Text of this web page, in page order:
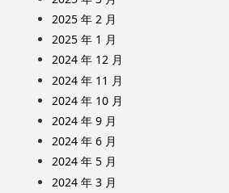
2025 年 2 月
2025 年 1 月
2024 年 12 月
2024 年 11 月
2024 年 10 月
2024 年 9 月
2024 年 6 月
2024 年 5 月
2024 年 3 月